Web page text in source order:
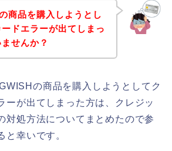
商品を購入しようとし
ドエラーが出てしまっ
せんか？
の商品を購入しようとしてク
ーが出てしまった方は、クレジッ
対処方法についてまとめたので参
と幸いです。